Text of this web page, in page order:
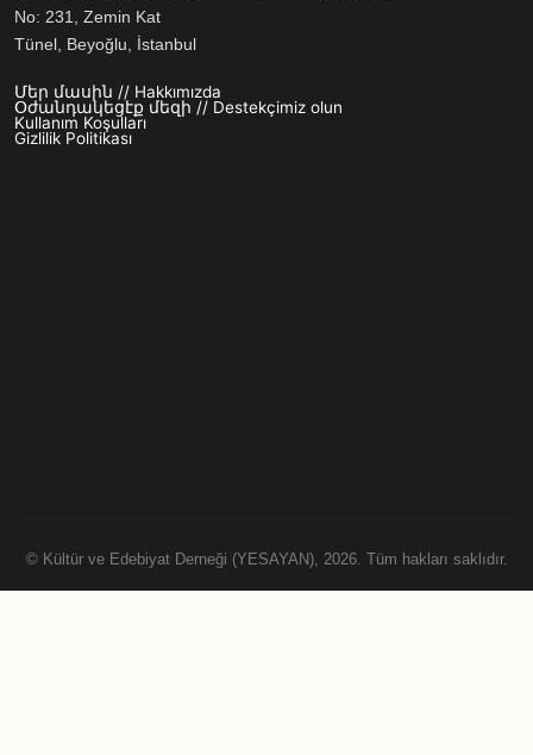
No: 231, Zemin Kat
Tünel, Beyoğlu, İstanbul
Footer menu
Մեր մասին // Hakkımızda
Օժանդակեցէք մեզի // Destekçimiz olun
Kullanım Koşulları
Gizlilik Politikası
© Kültür ve Edebiyat Derneği (YESAYAN), 2026. Tüm hakları saklıdır.